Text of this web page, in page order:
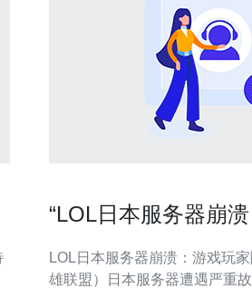
“LOL日本服务器崩
LOL日本服务器崩溃：游戏玩家陷入困扰 近
雄联盟）日本服务器遭遇严重